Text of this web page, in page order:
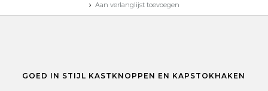
Aan verlanglijst toevoegen
GOED IN STIJL KASTKNOPPEN EN KAPSTOKHAKEN